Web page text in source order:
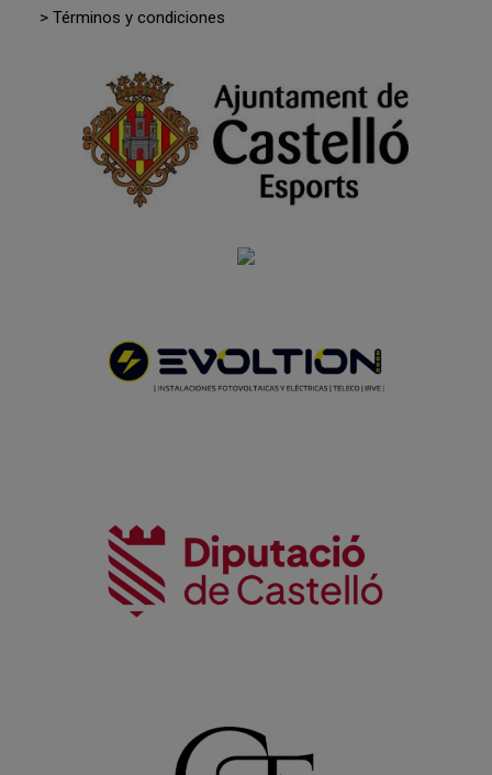
> Términos y condiciones